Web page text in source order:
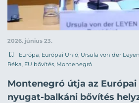
2026. június 23.
Európa, Európai Unió, Ursula von der Leyen
Réka, EU bővítés, Montenegró
Montenegró útja az Európai
nyugat-balkáni bővítés